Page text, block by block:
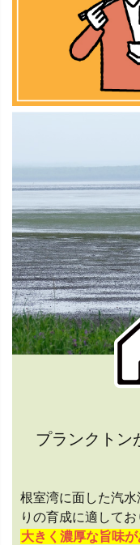
プランクトン
根室湾に面した汽
りの育成に適して
大きく濃厚な旨味が